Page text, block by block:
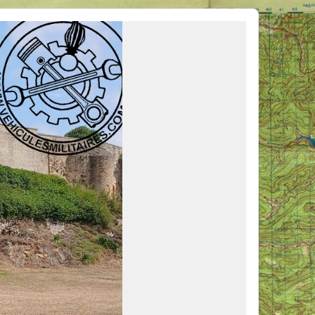
venir en aide, ou simplement partager vos activités.